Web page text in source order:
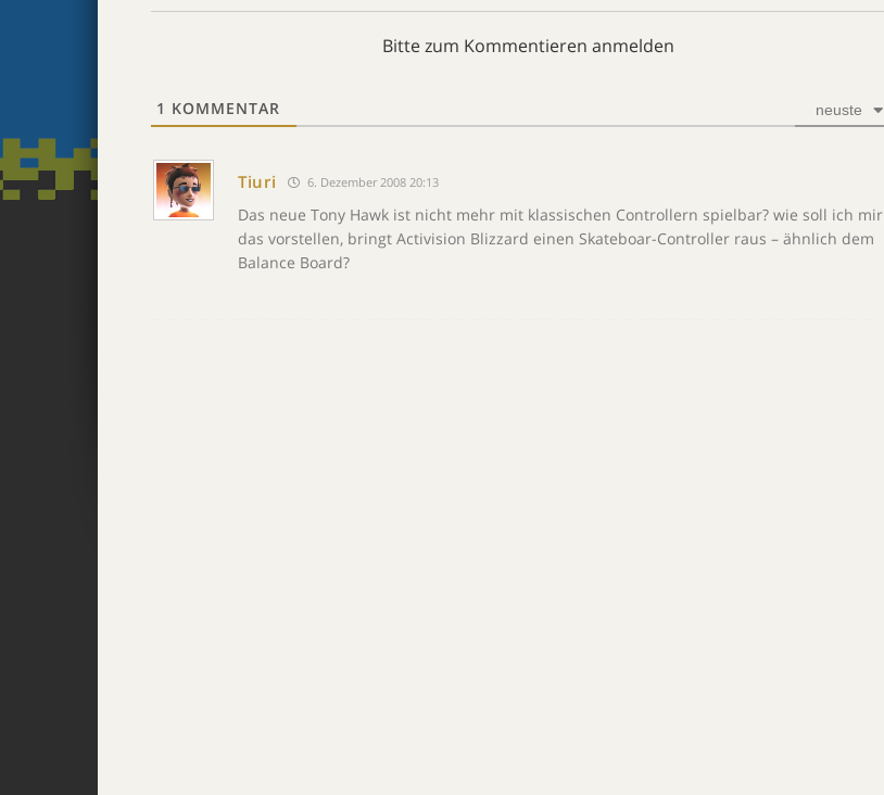
Bitte zum Kommentieren anmelden
1 KOMMENTAR neuste
Tiuri 6. Dezember 2008 20:13
Das neue Tony Hawk ist nicht mehr mit klassischen Controllern spielbar? wie soll ich mir
das vorstellen, bringt Activision Blizzard einen Skateboar-Controller raus – ähnlich dem
Balance Board?